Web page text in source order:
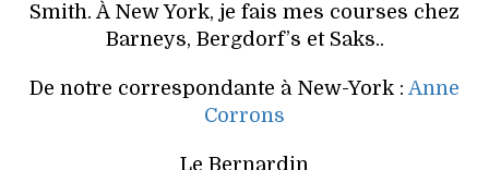
Smith. À New York, je fais mes courses chez
Barneys, Bergdorf’s et Saks..
De notre correspondante à New-York : Anne
Corrons
Le Bernardin